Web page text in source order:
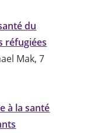
du
réfugiées
Mak, 7
à la santé